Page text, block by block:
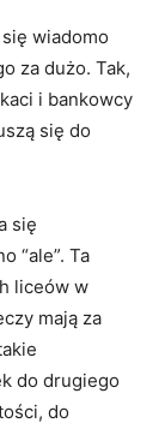
wiadomo
za dużo. Tak,
i bankowcy
się do
się
“ale”. Ta
liceów w
mają za
do drugiego
do